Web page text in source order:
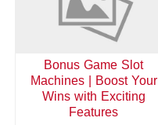
Bonus Game Slot
Machines | Boost Your
Wins with Exciting
Features